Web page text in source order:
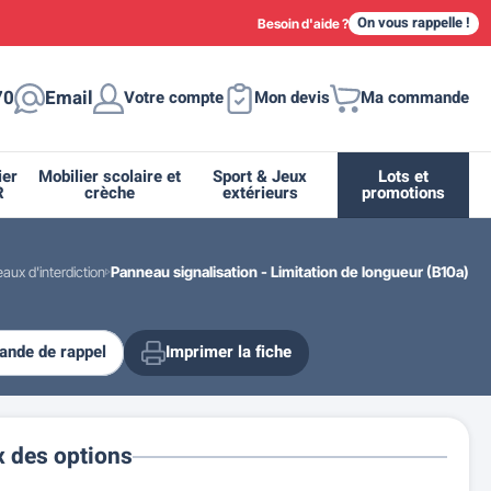
Besoin d'aide ? On vous rappelle !
Email Votre compte Mon devis Ma commande
Fleurissement urbain
Supports et abris vélo moto
Miroir de sécurité routière
Drapeau - Pavoisement
Espace sanitaire
Mobilier scolaire et
crèche
Casiers et meubles de rangement
Sport & Jeux
extérieurs
Lots et
promotions
d'interdiction Panneau signalisation - Limitation de longueur (B10a)
des options
de rappel Imprimer la fiche